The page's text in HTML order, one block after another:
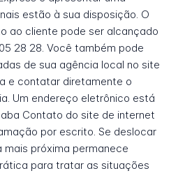
estão à sua disposição. O
ao cliente pode ser alcançado
28 28. Você também pode
de sua agência local no site
e contatar diretamente o
Um endereço eletrônico está
Contato do site de internet
por escrito. Se deslocar
próxima permanece
para tratar as situações